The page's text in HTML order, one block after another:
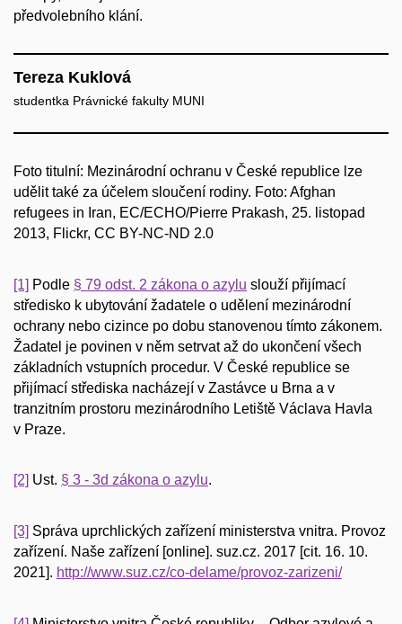
předvolebního klání.
Tereza Kuklová
studentka Právnické fakulty MUNI
Foto titulní: Mezinárodní ochranu v České republice lze
udělit také za účelem sloučení rodiny. Foto: Afghan
refugees in Iran, EC/ECHO/Pierre Prakash, 25. listopad
2013, Flickr, CC BY-NC-ND 2.0
[1] Podle § 79 odst. 2 zákona o azylu slouží přijímací
středisko k ubytování žadatele o udělení mezinárodní
ochrany nebo cizince po dobu stanovenou tímto zákonem.
Žadatel je povinen v něm setrvat až do ukončení všech
základních vstupních procedur. V České republice se
přijímací střediska nacházejí v Zastávce u Brna a v
tranzitním prostoru mezinárodního Letiště Václava Havla
v Praze.
[2] Ust. § 3 - 3d zákona o azylu.
[3] Správa uprchlických zařízení ministerstva vnitra. Provoz
zařízení. Naše zařízení [online]. suz.cz. 2017 [cit. 16. 10.
2021]. http://www.suz.cz/co-delame/provoz-zarizeni/